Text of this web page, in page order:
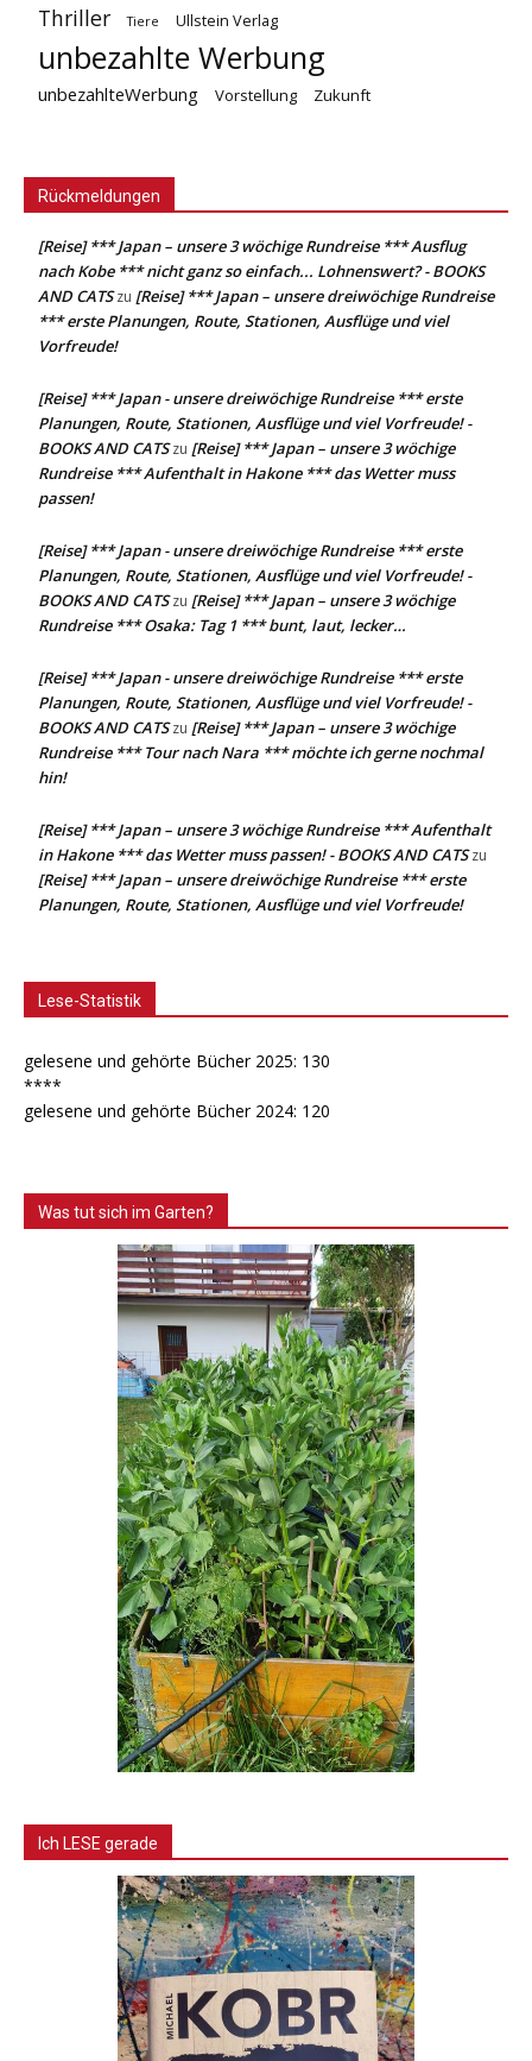
Thriller Tiere Ullstein Verlag
unbezahlte Werbung
unbezahlteWerbung Vorstellung Zukunft
Rückmeldungen
[Reise] *** Japan – unsere 3 wöchige Rundreise *** Ausflug
nach Kobe *** nicht ganz so einfach... Lohnenswert? - BOOKS
AND CATSzu [Reise] *** Japan – unsere dreiwöchige Rundreise
*** erste Planungen, Route, Stationen, Ausflüge und viel
Vorfreude!
[Reise] *** Japan - unsere dreiwöchige Rundreise *** erste
Planungen, Route, Stationen, Ausflüge und viel Vorfreude! -
BOOKS AND CATSzu [Reise] *** Japan – unsere 3 wöchige
Rundreise *** Aufenthalt in Hakone *** das Wetter muss
passen!
[Reise] *** Japan - unsere dreiwöchige Rundreise *** erste
Planungen, Route, Stationen, Ausflüge und viel Vorfreude! -
BOOKS AND CATSzu [Reise] *** Japan – unsere 3 wöchige
Rundreise *** Osaka: Tag 1 *** bunt, laut, lecker…
[Reise] *** Japan - unsere dreiwöchige Rundreise *** erste
Planungen, Route, Stationen, Ausflüge und viel Vorfreude! -
BOOKS AND CATSzu [Reise] *** Japan – unsere 3 wöchige
Rundreise *** Tour nach Nara *** möchte ich gerne nochmal
hin!
[Reise] *** Japan – unsere 3 wöchige Rundreise *** Aufenthalt
in Hakone *** das Wetter muss passen! - BOOKS AND CATSzu
[Reise] *** Japan – unsere dreiwöchige Rundreise *** erste
Planungen, Route, Stationen, Ausflüge und viel Vorfreude!
Lese-Statistik
gelesene und gehörte Bücher 2025: 130
****
gelesene und gehörte Bücher 2024: 120
Was tut sich im Garten?
Ich LESE gerade